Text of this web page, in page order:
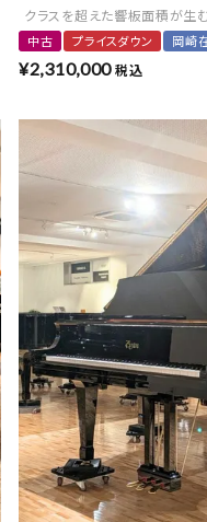
クラスを超えた響板面積が生
中古 プライスダウン 岡崎
¥2,310,000 税込